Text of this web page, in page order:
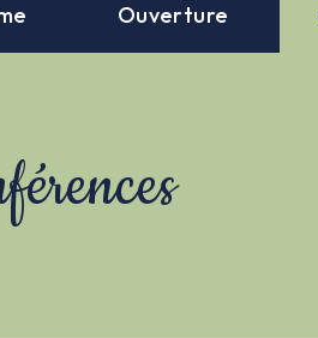
Ouverture